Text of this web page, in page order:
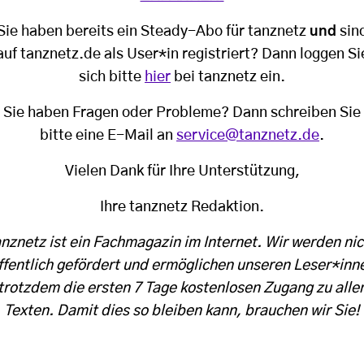
haben bereits ein Steady-Abo für tanznetz und
tanznetz.de als User*in registriert? Dann loggen
sich bitte hier bei tanznetz ein.
Sie haben Fragen oder Probleme? Dann schreiben Sie
bitte eine E-Mail an service@tanznetz.de.
Vielen Dank für Ihre Unterstützung,
Ihre tanznetz Redaktion.
ist ein Fachmagazin im Internet. Wir werden
gefördert und ermöglichen unseren
die ersten 7 Tage kostenlosen Zugang zu
Texten. Damit dies so bleiben kann, brauchen wir Sie!